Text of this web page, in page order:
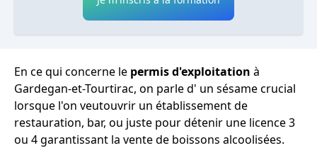
En ce qui concerne le permis d'exploitation à
Gardegan-et-Tourtirac, on parle d' un sésame crucial
lorsque l'on veutouvrir un établissement de
restauration, bar, ou juste pour détenir une licence 3
ou 4 garantissant la vente de boissons alcoolisées.